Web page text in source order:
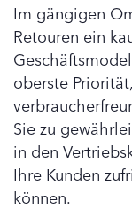
Im gängigen
Retouren ein
oberste
Sie zu
in den
Ihre Kunden
können.